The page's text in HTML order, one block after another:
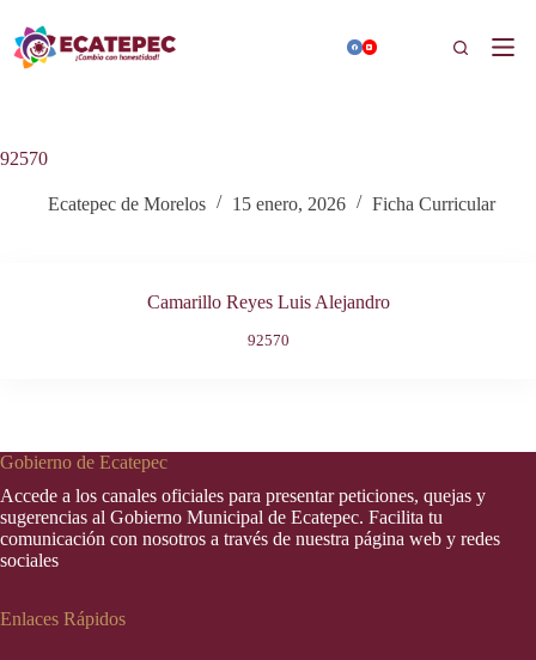
contenido
Buscar
92570
Ecatepec de Morelos 15 enero, 2026 Ficha Curricular
Camarillo Reyes Luis Alejandro
92570
Gobierno de Ecatepec
Accede a los canales oficiales para presentar peticiones, quejas y
sugerencias al Gobierno Municipal de Ecatepec. Facilita tu
comunicación con nosotros a través de nuestra página web y redes
sociales
Enlaces Rápidos